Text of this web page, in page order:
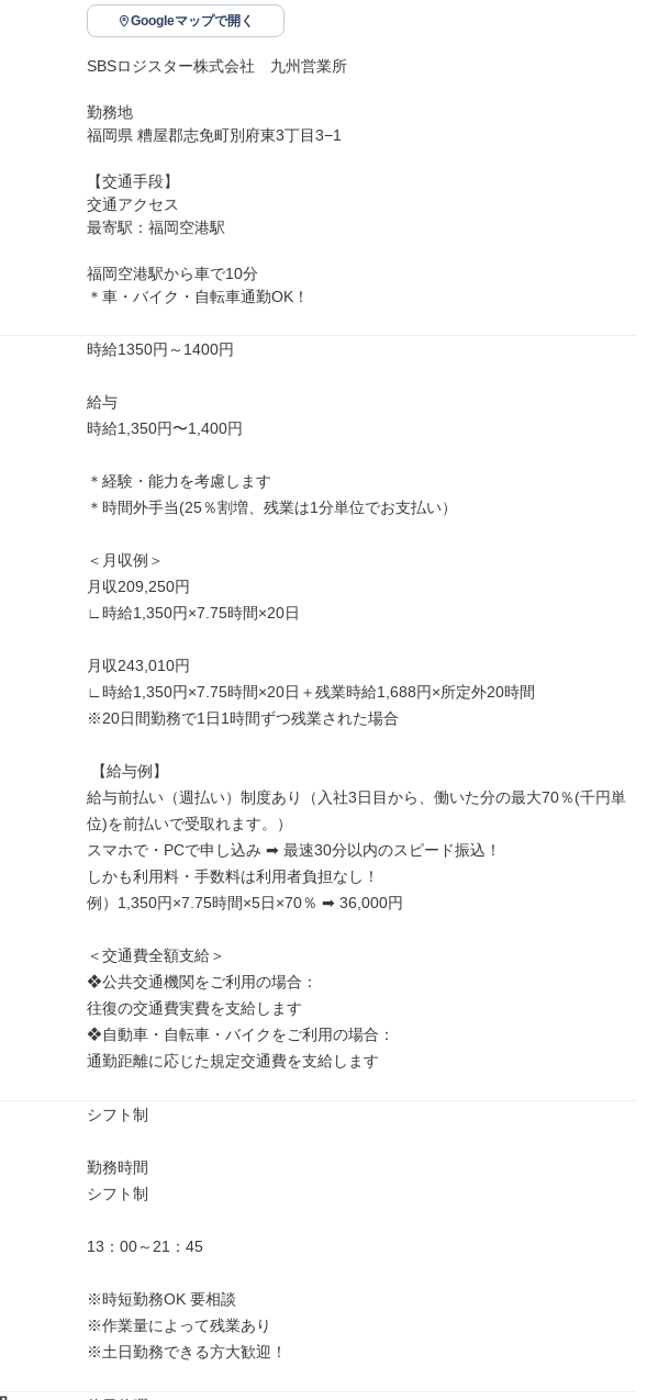
Googleマップで開く
SBSロジスター株式会社　九州営業所
勤務地
福岡県 糟屋郡志免町別府東3丁目3−1
【交通手段】
交通アクセス
最寄駅：福岡空港駅
福岡空港駅から車で10分
＊車・バイク・自転車通勤OK！
時給1350円～1400円
給与
時給1,350円〜1,400円
＊経験・能力を考慮します
＊時間外手当(25％割増、残業は1分単位でお支払い）
＜月収例＞
月収209,250円
∟時給1,350円×7.75時間×20日
月収243,010円
∟時給1,350円×7.75時間×20日＋残業時給1,688円×所定外20時間
※20日間勤務で1日1時間ずつ残業された場合
給与前払い（週払い）制度あり（入社3日目から、働いた分の最大70％(千円単
位)を前払いで受取れます。）
スマホで・PCで申し込み ➡ 最速30分以内のスピード振込！
しかも利用料・手数料は利用者負担なし！
例）1,350円×7.75時間×5日×70％ ➡ 36,000円
＜交通費全額支給＞
❖公共交通機関をご利用の場合：
往復の交通費実費を支給します
❖自動車・自転車・バイクをご利用の場合：
通勤距離に応じた規定交通費を支給します
シフト制
勤務時間
シフト制
13：00～21：45
※時短勤務OK 要相談
※作業量によって残業あり
※土日勤務できる方大歓迎！